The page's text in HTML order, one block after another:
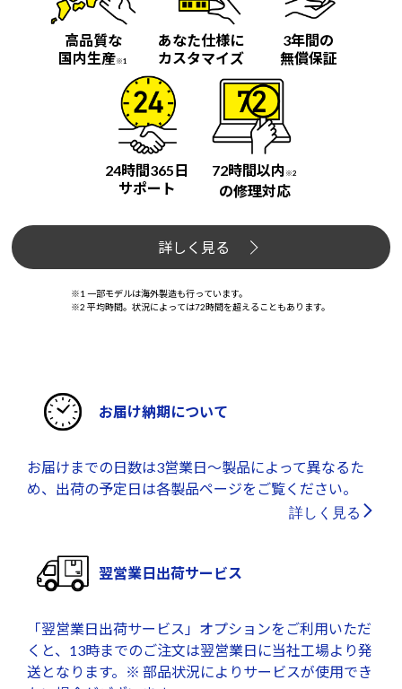
高品質な
国内生産※1
あなた仕様に
カスタマイズ
3年間の
無償保証
24時間365日
サポート
72時間以内 ※2
の修理対応
詳しく見る
※1 一部モデルは海外製造も行っています。
※2 平均時間。状況によっては72時間を超えることもあります。
お届け納期について
お届けまでの日数は3営業日～製品によって異なるた
め、出荷の予定日は各製品ページをご覧ください。
詳しく見る
翌営業日出荷サービス
「翌営業日出荷サービス」オプションをご利用いただ
くと、13時までのご注文は翌営業日に当社工場より発
送となります。※ 部品状況によりサービスが使用でき